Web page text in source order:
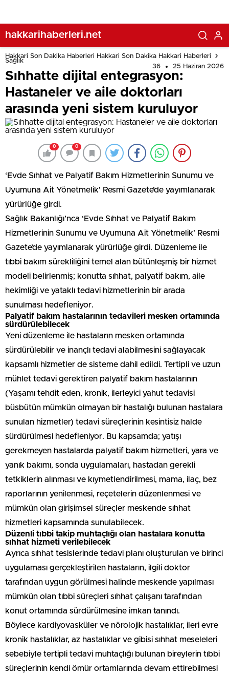
hakkarihaberleri.net
Hakkari Son Dakika Haberleri Hakkari Son Dakika Hakkari Haberleri
Sağlık
36
25 Haziran 2026
Sıhhatte dijital entegrasyon:
Hastaneler ve aile doktorları
arasında yeni sistem kuruluyor
0 0
‘Evde Sıhhat ve Palyatif Bakım Hizmetlerinin Sunumu ve
Uyumuna Ait Yönetmelik’ Resmi Gazete’de yayımlanarak
yürürlüğe girdi.
Sağlık Bakanlığı’nca ‘Evde Sıhhat ve Palyatif Bakım
Hizmetlerinin Sunumu ve Uyumuna Ait Yönetmelik’ Resmi
Gazete’de yayımlanarak yürürlüğe girdi. Düzenleme ile
tıbbi bakım sürekliliğini temel alan bütünleşmiş bir hizmet
modeli belirlenmiş; konutta sıhhat, palyatif bakım, aile
hekimliği ve yataklı tedavi hizmetlerinin bir arada
sunulması hedefleniyor.
Palyatif bakım hastalarının tedavileri mesken ortamında
sürdürülebilecek
Yeni düzenleme ile hastaların mesken ortamında
sürdürülebilir ve inançlı tedavi alabilmesini sağlayacak
kapsamlı hizmetler de sisteme dahil edildi. Tertipli ve uzun
mühlet tedavi gerektiren palyatif bakım hastalarının
(Yaşamı tehdit eden, kronik, ilerleyici yahut tedavisi
büsbütün mümkün olmayan bir hastalığı bulunan hastalara
sunulan hizmetler) tedavi süreçlerinin kesintisiz halde
sürdürülmesi hedefleniyor. Bu kapsamda; yatışı
gerekmeyen hastalarda palyatif bakım hizmetleri, yara ve
yanık bakımı, sonda uygulamaları, hastadan gerekli
tetkiklerin alınması ve kıymetlendirilmesi, mama, ilaç, bez
raporlarının yenilenmesi, reçetelerin düzenlenmesi ve
mümkün olan girişimsel süreçler meskende sıhhat
hizmetleri kapsamında sunulabilecek.
Düzenli tıbbi takip muhtaçlığı olan hastalara konutta
sıhhat hizmeti verilebilecek
Ayrıca sıhhat tesislerinde tedavi planı oluşturulan ve birinci
uygulaması gerçekleştirilen hastaların, ilgili doktor
tarafından uygun görülmesi halinde meskende yapılması
mümkün olan tıbbi süreçleri sıhhat çalışanı tarafından
konut ortamında sürdürülmesine imkan tanındı.
Böylece kardiyovasküler ve nörolojik hastalıklar, ileri evre
kronik hastalıklar, az hastalıklar ve gibisi sıhhat meseleleri
sebebiyle tertipli tedavi muhtaçlığı bulunan bireylerin tıbbi
süreçlerinin kendi ömür ortamlarında devam ettirebilmesi